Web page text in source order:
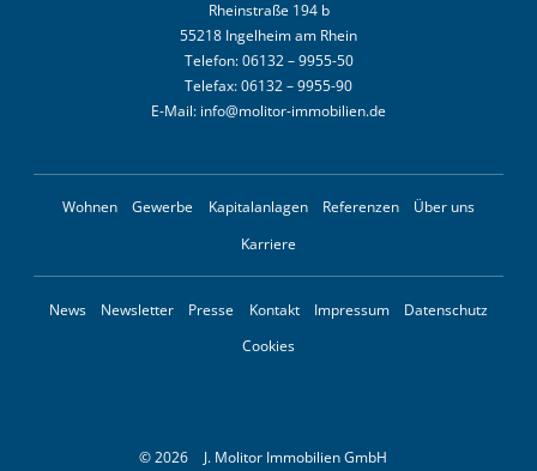
Rheinstraße 194 b
55218 Ingelheim am Rhein
Telefon:06132 – 9955-50
Telefax:06132 – 9955-90
E-Mail: info@molitor-immobilien.de
Wohnen Gewerbe Kapitalanlagen Referenzen
Über uns
Karriere
News Newsletter Presse Kontakt Impressum
Datenschutz
Cookies
© 2026 J. Molitor Immobilien GmbH